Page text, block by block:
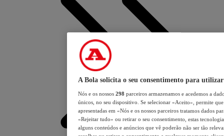
A Bola solicita o seu consentimento para utilizar
Nós e os nossos 298 parceiros armazenamos e acedemos a
únicos, no seu dispositivo. Se selecionar «Aceito», permite
apresentadas em «Nós e os nossos parceiros tratamos dados
«Rejeitar tudo» ou retirar o seu consentimento, estas
alguns conteúdos e anúncios que vê poderão não ser tão